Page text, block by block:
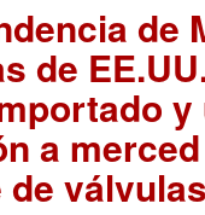
de
de
y
a
válvulas